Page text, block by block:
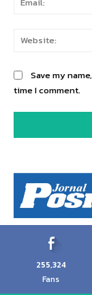
Save my
time I comment.
255,324
Fans